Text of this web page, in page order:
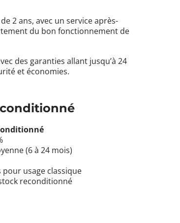
2 ans, avec un service après-
du bon fonctionnement de
des garanties allant jusqu’à 24
et économies.
(6 à 24 mois)
pour usage classique
reconditionné